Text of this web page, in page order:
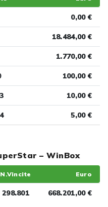
– WinBox
N.Vincite Euro
298.801 668.201,00 €
0,00 €
18.484,00 €
1.770,00 €
100,00 €
10,00 €
5,00 €